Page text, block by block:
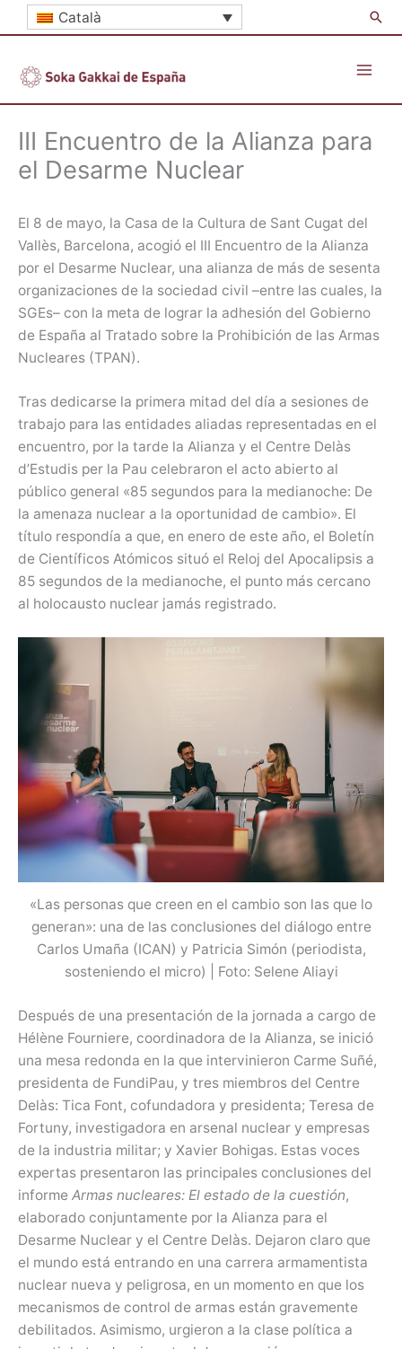
al
Català
III Encuentro de la Alianza para
el Desarme Nuclear
El 8 de mayo, la Casa de la Cultura de Sant Cugat del
Vallès, Barcelona, acogió el III Encuentro de la Alianza
por el Desarme Nuclear, una alianza de más de sesenta
organizaciones de la sociedad civil –entre las cuales, la
SGEs– con la meta de lograr la adhesión del Gobierno
de España al Tratado sobre la Prohibición de las Armas
Nucleares (TPAN).
Tras dedicarse la primera mitad del día a sesiones de
trabajo para las entidades aliadas representadas en el
encuentro, por la tarde la Alianza y el Centre Delàs
d’Estudis per la Pau celebraron el acto abierto al
público general «85 segundos para la medianoche: De
la amenaza nuclear a la oportunidad de cambio». El
título respondía a que, en enero de este año, el Boletín
de Científicos Atómicos situó el Reloj del Apocalipsis a
85 segundos de la medianoche, el punto más cercano
al holocausto nuclear jamás registrado.
«Las personas que creen en el cambio son las que lo
generan»: una de las conclusiones del diálogo entre
Carlos Umaña (ICAN) y Patricia Simón (periodista,
sosteniendo el micro) | Foto: Selene Aliayi
Después de una presentación de la jornada a cargo de
Hélène Fourniere, coordinadora de la Alianza, se inició
una mesa redonda en la que intervinieron Carme Suñé,
presidenta de FundiPau, y tres miembros del Centre
Delàs: Tica Font, cofundadora y presidenta; Teresa de
Fortuny, investigadora en arsenal nuclear y empresas
de la industria militar; y Xavier Bohigas. Estas voces
expertas presentaron las principales conclusiones del
informe Armas nucleares: El estado de la cuestión,
elaborado conjuntamente por la Alianza para el
Desarme Nuclear y el Centre Delàs. Dejaron claro que
el mundo está entrando en una carrera armamentista
nuclear nueva y peligrosa, en un momento en que los
mecanismos de control de armas están gravemente
debilitados. Asimismo, urgieron a la clase política a